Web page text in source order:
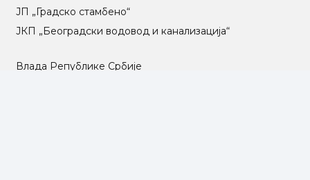
ЈП „Градско стамбено“
ЈКП „Београдски водовод и канализација“
Влада Републике Србије